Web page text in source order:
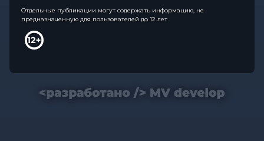
Отдельные публикации могут содержать информацию, не
предназначенную для пользователей до 12 лет